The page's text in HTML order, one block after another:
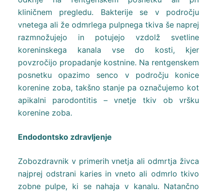
kliničnem pregledu. Bakterije se v področju
vnetega ali že odmrlega pulpnega tkiva še naprej
razmnožujejo in potujejo vzdolž svetline
koreninskega kanala vse do kosti, kjer
povzročijo propadanje kostnine. Na rentgenskem
posnetku opazimo senco v področju konice
korenine zoba, takšno stanje pa označujemo kot
apikalni parodontitis – vnetje tkiv ob vršku
korenine zoba.
Endodontsko zdravljenje
Zobozdravnik v primerih vnetja ali odmrtja živca
najprej odstrani karies in vneto ali odmrlo tkivo
zobne pulpe, ki se nahaja v kanalu. Natančno